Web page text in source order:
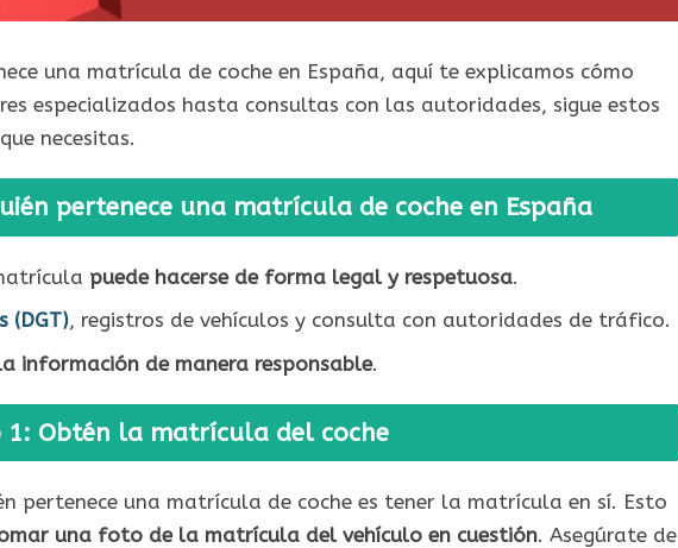
una matrícula de coche en España, aquí te explicamos cómo
especializados hasta consultas con las autoridades, sigue estos
necesitas.
pertenece una matrícula de coche en España
puede hacerse de forma legal y respetuosa.
(DGT), registros de vehículos y consulta con autoridades de tráfico.
información de manera responsable.
1: Obtén la matrícula del coche
pertenece una matrícula de coche es tener la matrícula en sí. Esto
una foto de la matrícula del vehículo en cuestión. Asegúrate de